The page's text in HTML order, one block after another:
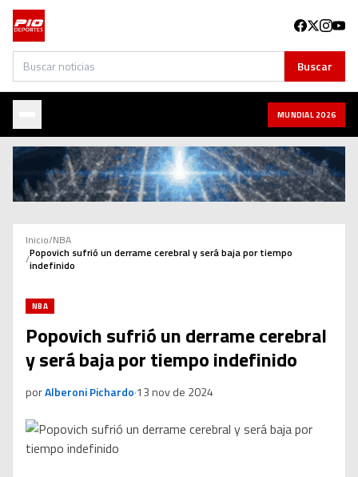
Buscar Buscar
MUNDIAL 2026
Inicio/NBA
/Popovich sufrió un derrame cerebral y será baja por tiempo
indefinido
NBA
Popovich sufrió un derrame cerebral
y será baja por tiempo indefinido
porAlberoni Pichardo·13 nov de 2024